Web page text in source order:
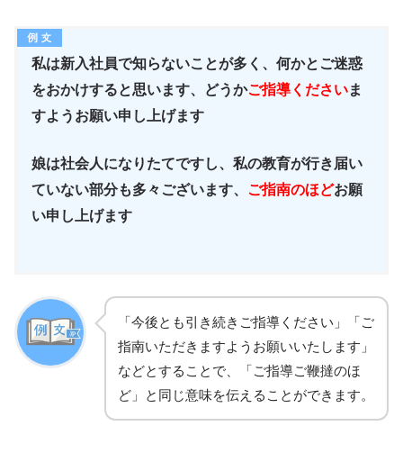
私は新入社員で知らないことが多く、何かとご迷惑
をおかけすると思います、どうかご指導くださいま
すようお願い申し上げます
娘は社会人になりたてですし、私の教育が行き届い
ていない部分も多々ございます、 ご指南のほどお願
い申し上げます
「今後とも引き続きご指導ください」「ご
指南いただきますようお願いいたします」
などとすることで、「ご指導ご鞭撻のほ
ど」と同じ意味を伝えることができます。